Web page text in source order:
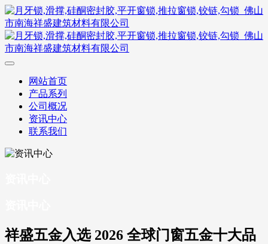
网站首页
产品系列
公司概况
资讯中心
联系我们
祥盛五金入选 2026 全球门窗五金十大品